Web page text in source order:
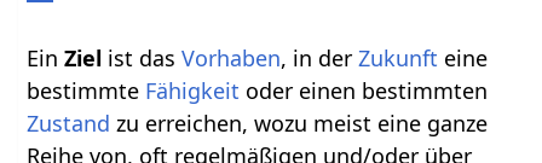
EinZiel ist dasVorhaben, in derZukunft eine
bestimmte Fähigkeit oder einen bestimmten
Zustand zu erreichen, wozu meist eine ganze
Reihe von, oft regelmäßigen und/oder über